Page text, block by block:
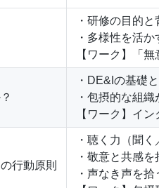
・研修の目的と
・多様性を活
【ワーク】「
・DE&Iの基礎
・包摂的な組
【ワーク】イ
行動原則
・聴く力（聞
・敬意と共感
・声なき声を